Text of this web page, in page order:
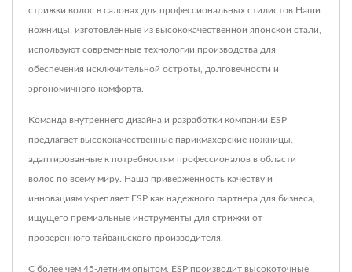
стрижки волос в салонах для профессиональных стилистов.Наши
ножницы, изготовленные из высококачественной японской стали,
используют современные технологии производства для
обеспечения исключительной остроты, долговечности и
эргономичного комфорта.
Команда внутреннего дизайна и разработки компании ESP
предлагает высококачественные парикмахерские ножницы,
адаптированные к потребностям профессионалов в области
волос по всему миру. Наша приверженность качеству и
инновациям укрепляет ESP как надежного партнера для бизнеса,
ищущего премиальные инструменты для стрижки от
проверенного тайваньского производителя.
С более чем 45-летним опытом, ESP производит высокоточные